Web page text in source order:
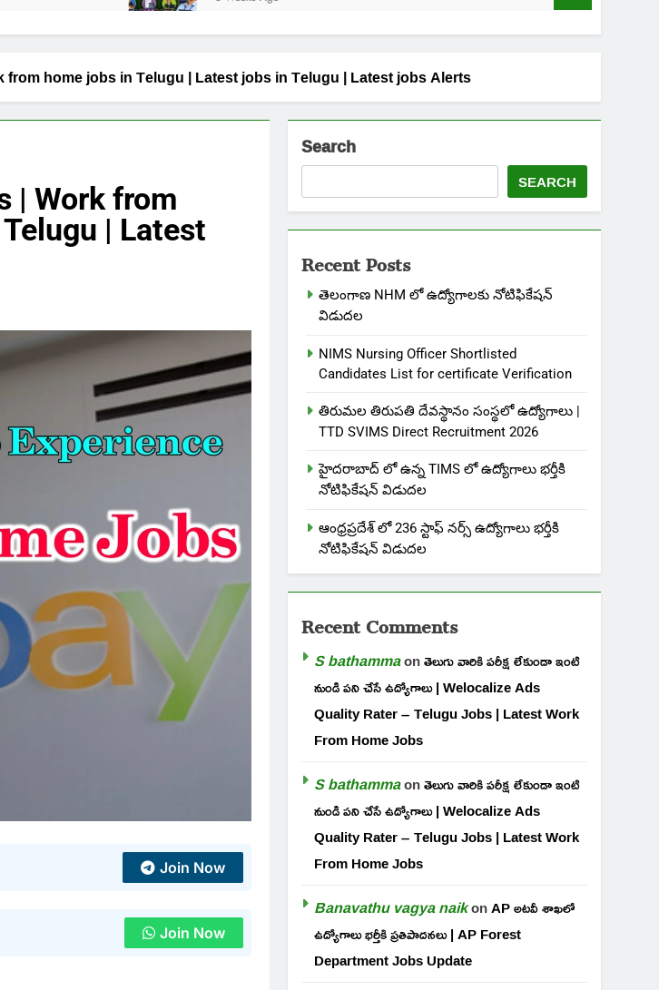
home jobs in Telugu | Latest jobs in Telugu | Latest jobs Alerts
| Work from
| Latest
Join Now
Join Now
Search
SEARCH
Recent Posts
తెలంగాణ NHM లో ఉద్యోగాలకు నోటిఫికేషన్
విడుదల
NIMS Nursing Officer Shortlisted
Candidates List for certificate Verification
తిరుమల తిరుపతి దేవస్థానం సంస్థలో ఉద్యోగాలు |
TTD SVIMS Direct Recruitment 2026
హైదరాబాద్ లో ఉన్న TIMS లో ఉద్యోగాలు భర్తీకి
నోటిఫికేషన్ విడుదల
ఆంధ్రప్రదేశ్ లో 236 స్టాఫ్ నర్స్ ఉద్యోగాలు భర్తీకి
నోటిఫికేషన్ విడుదల
Recent Comments
S bathammaonతెలుగు వారికి పరీక్ష లేకుండా ఇంటి
నుండి పని చేసే ఉద్యోగాలు | Welocalize Ads
Quality Rater – Telugu Jobs | Latest Work
From Home Jobs
S bathammaonతెలుగు వారికి పరీక్ష లేకుండా ఇంటి
నుండి పని చేసే ఉద్యోగాలు | Welocalize Ads
Quality Rater – Telugu Jobs | Latest Work
From Home Jobs
Banavathu vagya naikonAP అటవీ శాఖలో
ఉద్యోగాలు భర్తీకి ప్రతిపాదనలు | AP Forest
Department Jobs Update